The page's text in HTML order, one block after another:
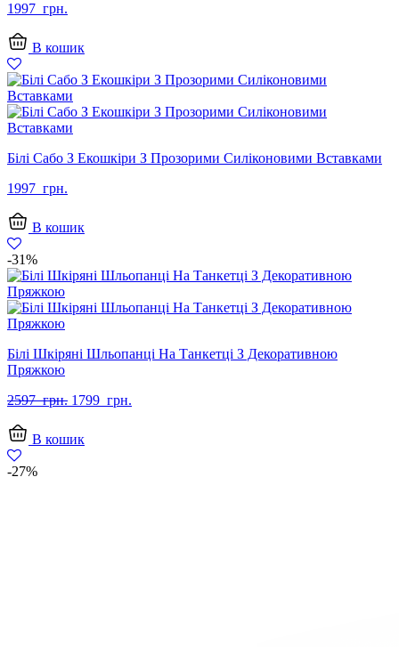
1997 грн.
В кошик
Білі Сабо З Екошкіри З Прозорими Силіконовими Вставками
1997 грн.
В кошик
-31%
Білі Шкіряні Шльопанці На Танкетці З Декоративною
Пряжкою
2597 грн. Оригінальна
грн..
1799 грн.
В кошик
-27%